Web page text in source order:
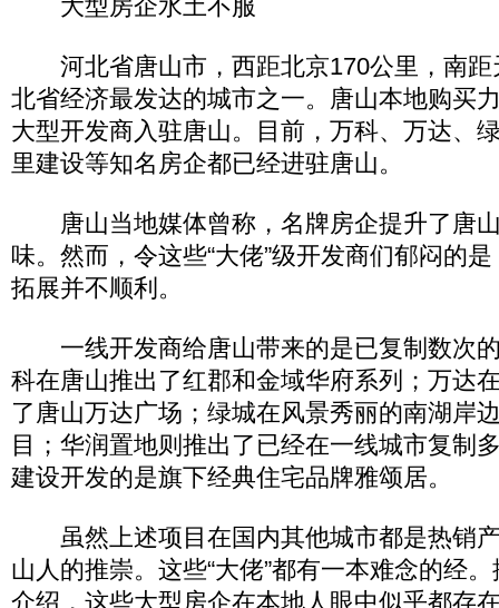
大型房企水土不服
河北省唐山市，西距北京170公里，南距
北省经济最发达的城市之一。唐山本地购买
大型开发商入驻唐山。目前，万科、万达、
里建设等知名房企都已经进驻唐山。
唐山当地媒体曾称，名牌房企提升了唐
味。然而，令这些“大佬”级开发商们郁闷的
拓展并不顺利。
一线开发商给唐山带来的是已复制数次
科在唐山推出了红郡和金域华府系列；万达
了唐山万达广场；绿城在风景秀丽的南湖岸
目；华润置地则推出了已经在一线城市复制
建设开发的是旗下经典住宅品牌雅颂居。
虽然上述项目在国内其他城市都是热销
山人的推崇。这些“大佬”都有一本难念的经
介绍，这些大型房企在本地人眼中似乎都存